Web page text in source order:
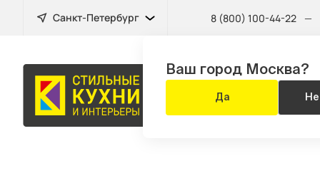
Ваш город Москва?
Да
Санкт-Петербург 8 (800) 100-44-22 —
МЕБЕЛЬ
ДЛЯ ВСЕГО